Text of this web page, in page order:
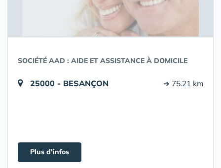
SOCIÉTÉ AAD : AIDE ET ASSISTANCE À DOMICILE
25000 - BESANÇON ➔ 75.21 km
Plus d'infos